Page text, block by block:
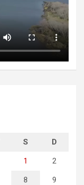
S D
1 2
8 9